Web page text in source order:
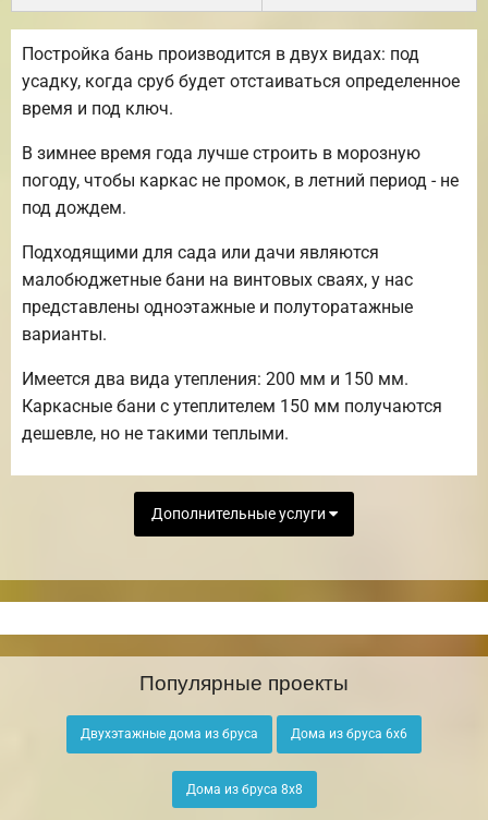
Постройка бань производится в двух видах: под
усадку, когда сруб будет отстаиваться определенное
время и под ключ.
В зимнее время года лучше строить в морозную
погоду, чтобы каркас не промок, в летний период - не
под дождем.
Подходящими для сада или дачи являются
малобюджетные бани на винтовых сваях, у нас
представлены одноэтажные и полуторатажные
варианты.
Имеется два вида утепления: 200 мм и 150 мм.
Каркасные бани с утеплителем 150 мм получаются
дешевле, но не такими теплыми.
Дополнительные услуги
Популярные проекты
Двухэтажные дома из бруса Дома из бруса 6х6
Дома из бруса 8х8